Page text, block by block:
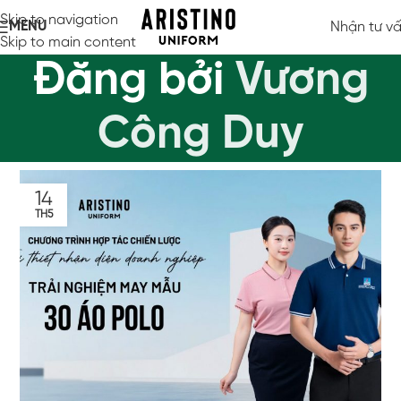
Skip to navigation
Skip to main content
MENU Nhận tư
Đăng bởi Vương
Công Duy
14
TH5